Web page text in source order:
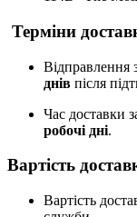
Терміни
Відправлення
днів після
Час доставки
робочі дні.
Вартість
Вартість